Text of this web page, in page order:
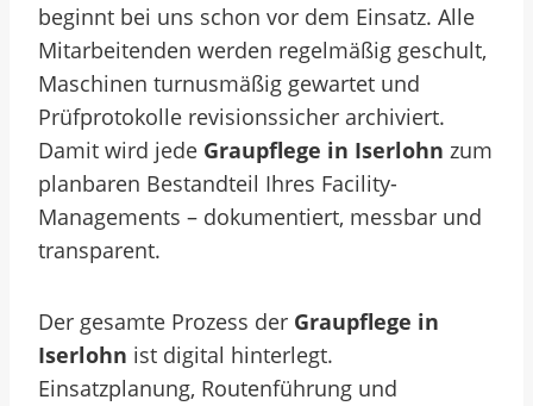
beginnt bei uns schon vor dem Einsatz. Alle
Mitarbeitenden werden regelmäßig geschult,
Maschinen turnusmäßig gewartet und
Prüfprotokolle revisionssicher archiviert.
Damit wird jede Graupflege in Iserlohn zum
planbaren Bestandteil Ihres Facility-
Managements – dokumentiert, messbar und
transparent.
Der gesamte Prozess der Graupflege in
Iserlohn ist digital hinterlegt.
Einsatzplanung, Routenführung und